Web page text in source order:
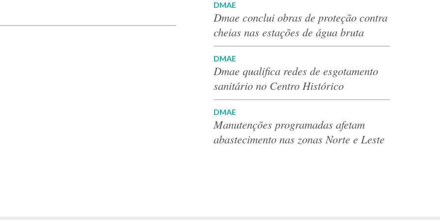
DMAE
Dmae conclui obras de proteção contra
cheias nas estações de água bruta
DMAE
Dmae qualifica redes de esgotamento
sanitário no Centro Histórico
DMAE
Manutenções programadas afetam
abastecimento nas zonas Norte e Leste